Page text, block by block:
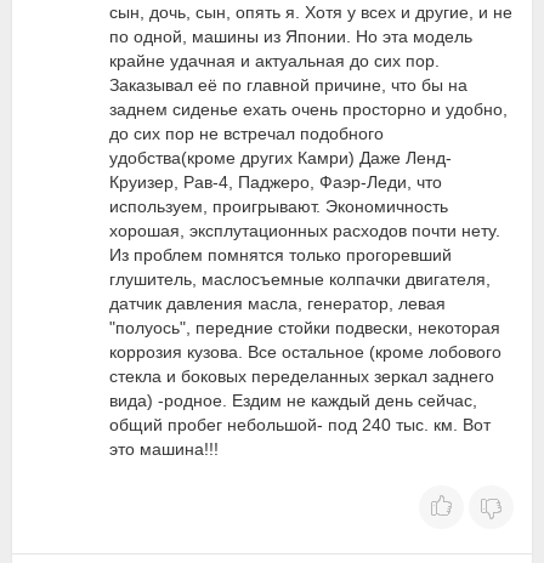
сын, дочь, сын, опять я. Хотя у всех и другие, и не
по одной, машины из Японии. Но эта модель
крайне удачная и актуальная до сих пор.
Заказывал её по главной причине, что бы на
заднем сиденье ехать очень просторно и удобно,
до сих пор не встречал подобного
удобства(кроме других Камри) Даже Ленд-
Круизер, Рав-4, Паджеро, Фаэр-Леди, что
используем, проигрывают. Экономичность
хорошая, эксплутационных расходов почти нету.
Из проблем помнятся только прогоревший
глушитель, маслосъемные колпачки двигателя,
датчик давления масла, генератор, левая
"полуось", передние стойки подвески, некоторая
коррозия кузова. Все остальное (кроме лобового
стекла и боковых переделанных зеркал заднего
вида) -родное. Ездим не каждый день сейчас,
общий пробег небольшой- под 240 тыс. км. Вот
это машина!!!